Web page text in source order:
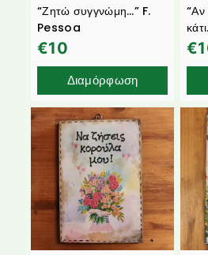
“Ζητώ συγγνώμη…” F.
Pessoa
€10
Διαμόρφωση
“Αν
€